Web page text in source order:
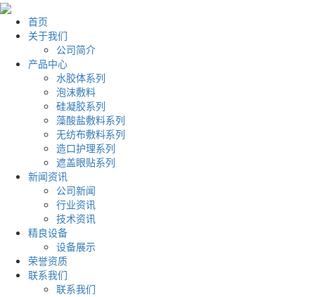
首页
关于我们
公司简介
产品中心
水胶体系列
泡沫敷料
硅凝胶系列
藻酸盐敷料系列
无纺布敷料系列
造口护理系列
遮盖眼贴系列
新闻资讯
公司新闻
行业资讯
技术资讯
精良设备
设备展示
荣誉资质
联系我们
联系我们